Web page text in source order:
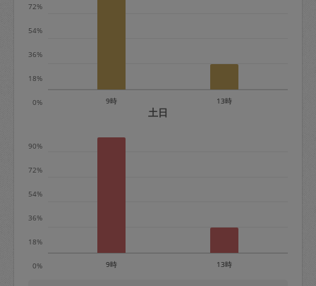
※キャンセル料金の設定について：
0%
18%
36%
54%
72%
9時 13時
土日
0%
18%
36%
54%
72%
90%
9時 13時